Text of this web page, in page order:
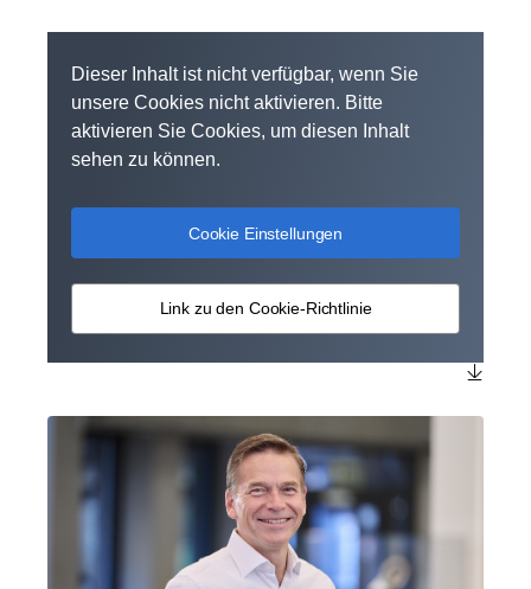
Dieser Inhalt ist nicht verfügbar, wenn Sie
unsere Cookies nicht aktivieren. Bitte
aktivieren Sie Cookies, um diesen Inhalt
sehen zu können.
Cookie Einstellungen
Link zu den Cookie-Richtlinie